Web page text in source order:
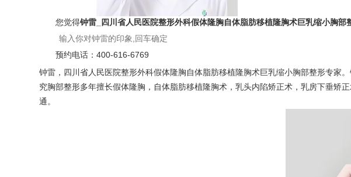
您觉得钟雷_四川省人民医院整形外科假体隆胸自体脂肪移植隆胸术巨乳缩小胸部
预约电话：400-616-6769
钟雷，四川省人民医院整形外科假体隆胸自体脂肪移植隆胸术巨乳缩小胸部整形专家
究胸部整形多年擅长假体隆胸，自体脂肪移植隆胸术，乳头内陷矫正术，乳房下垂
通。